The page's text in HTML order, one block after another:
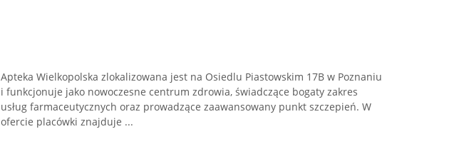
Apteka Wielkopolska zlokalizowana jest na Osiedlu Piastowskim 17B w Poznaniu
i funkcjonuje jako nowoczesne centrum zdrowia, świadczące bogaty zakres
usług farmaceutycznych oraz prowadzące zaawansowany punkt szczepień. W
ofercie placówki znajduje ...